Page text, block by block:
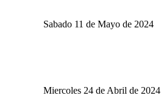
Sabado 11 de Mayo de 2024
Miercoles 24 de Abril de 2024